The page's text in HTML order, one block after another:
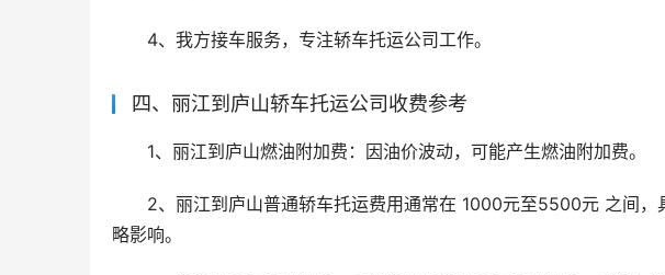
4、我方接车服务，专注轿车托运公司工作。
四、丽江到庐山轿车托运公司收费参考
1、丽江到庐山燃油附加费：因油价波动，可能产生燃油附加费。
2、丽江到庐山普通轿车托运费用通常在 1000元至5500元 之间
略影响。